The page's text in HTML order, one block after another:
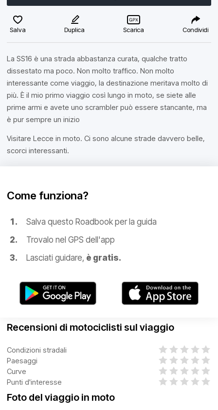
Salva Duplica Scarica Condividi
La SS16 è una strada abbastanza curata, qualche tratto
dissestato ma poco. Non molto traffico. Non molto
interessante come viaggio, la destinazione meritava molto di
più. È il mio primo viaggio così lungo in moto, se siete alle
prime armi e avete uno scrambler può essere stancante, ma
è pur sempre un inizio
Visitare Lecce in moto. Ci sono alcune strade davvero belle,
scorci interessanti.
Come funziona?
Salva questo Roadbook per la guida
Trovalo nel GPS dell'app
Lasciati guidare, è gratis.
Recensioni di motociclisti sul viaggio
Condizioni stradali
Paesaggi
Curve
Punti d'interesse
Foto del viaggio in moto